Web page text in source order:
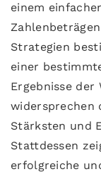
einem
Strategien
einer
Ergebnisse der
widersprechen
Stärksten und
Stattdessen
erfolgreiche